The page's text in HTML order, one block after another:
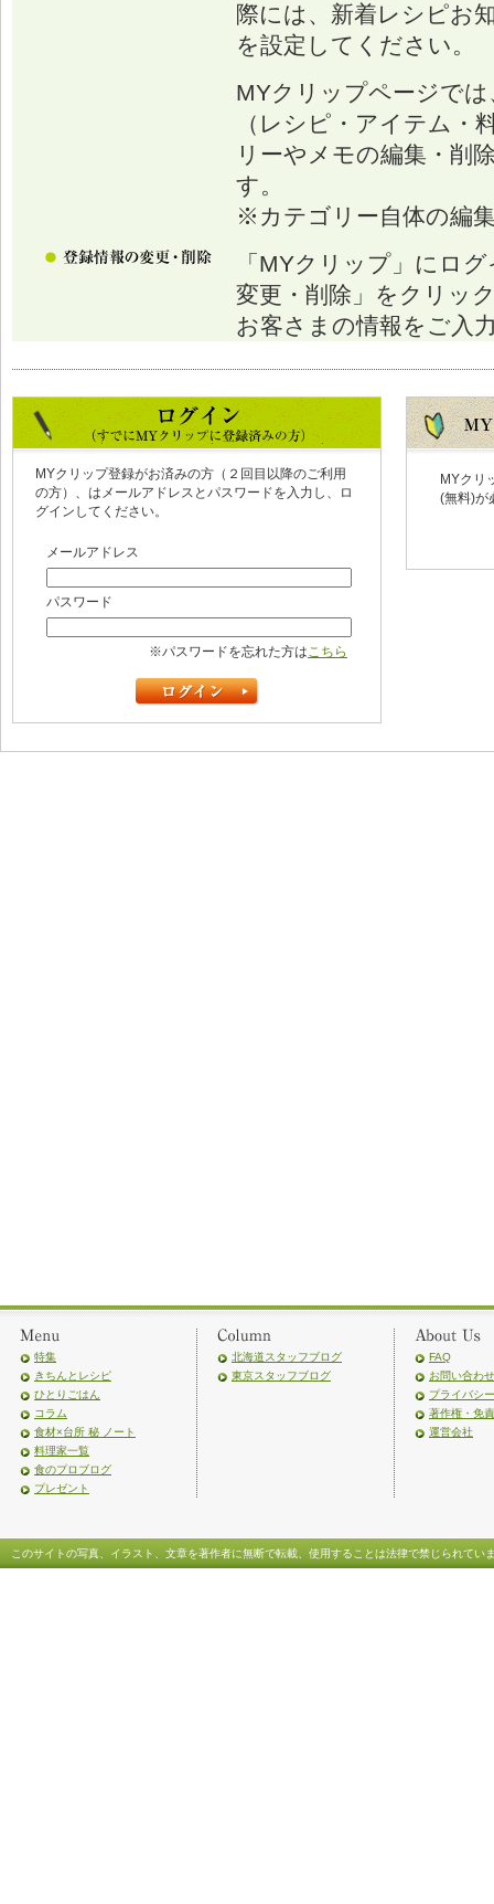
際には、新着レシピお
を設定してください。
MYクリップページで
（レシピ・アイテム・
リーやメモの編集・削
す。
※カテゴリー自体の編
「MYクリップ」にロ
変更・削除」をクリッ
お客さまの情報をご入
MYクリップ登録がお済みの方（２回目以降のご利用
の方）、はメールアドレスとパスワードを入力し、ロ
グインしてください。
メールアドレス
パスワード
※パスワードを忘れた方はこちら
MYクリ
(無料)が
特集
きちんとレシピ
ひとりごはん
コラム
食材×台所 秘 ノート
料理家一覧
食のプロブログ
プレゼント
北海道スタッフブログ
東京スタッフブログ
FAQ
お問い合わせ
プライバシ
著作権・免
運営会社
このサイトの写真、イラスト、文章を著作者に無断で転載、使用することは法律で禁じられてい